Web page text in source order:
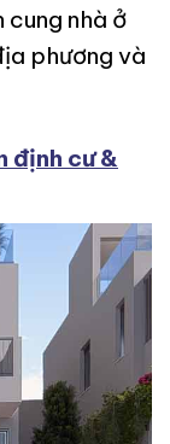
nhà ở
phương và
định cư &